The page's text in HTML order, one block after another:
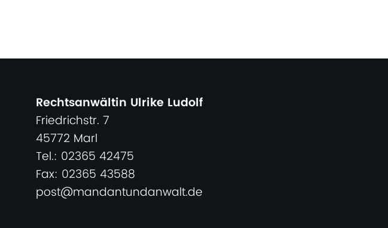
Rechtsanwältin Ulrike Ludolf
Friedrichstr. 7
45772 Marl
Tel.: 02365 42475
Fax: 02365 43588
post@mandantundanwalt.de